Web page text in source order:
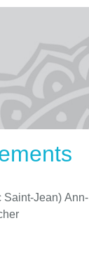
Saint-Jean) Ann-